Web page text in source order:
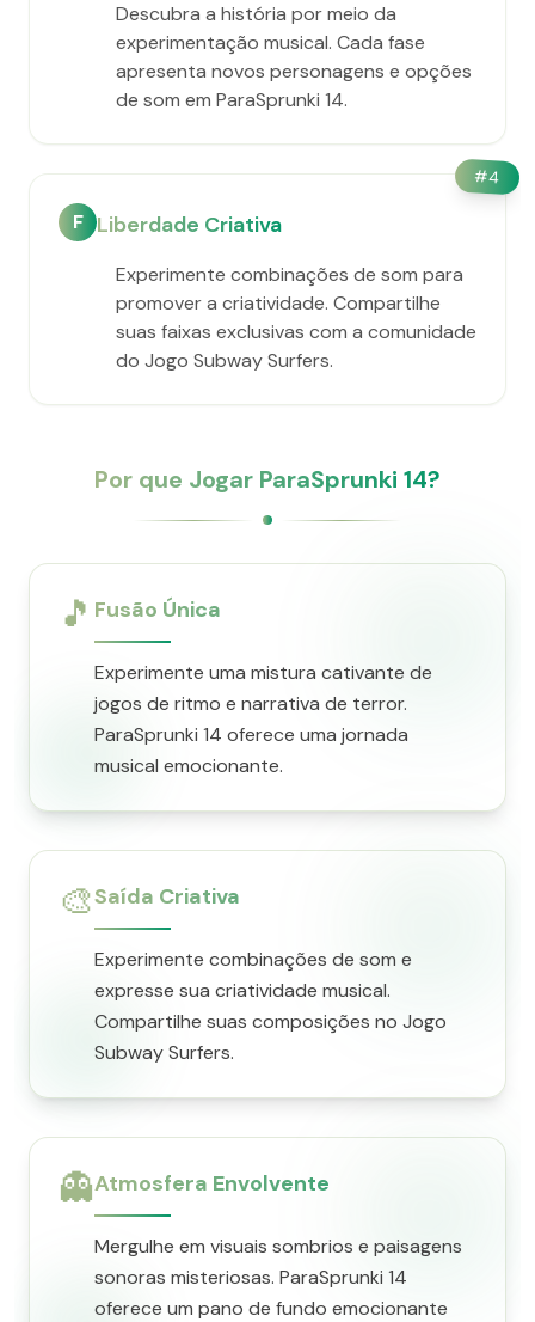
Descubra a história por meio da
experimentação musical. Cada fase
apresenta novos personagens e opções
de som em ParaSprunki 14.
#4
F Liberdade Criativa
Experimente combinações de som para
promover a criatividade. Compartilhe
suas faixas exclusivas com a comunidade
do Jogo Subway Surfers.
Por que Jogar ParaSprunki 14?
🎵 Fusão Única
Experimente uma mistura cativante de
jogos de ritmo e narrativa de terror.
ParaSprunki 14 oferece uma jornada
musical emocionante.
🎨Saída Criativa
Experimente combinações de som e
expresse sua criatividade musical.
Compartilhe suas composições no Jogo
Subway Surfers.
👻Atmosfera Envolvente
Mergulhe em visuais sombrios e paisagens
sonoras misteriosas. ParaSprunki 14
oferece um pano de fundo emocionante